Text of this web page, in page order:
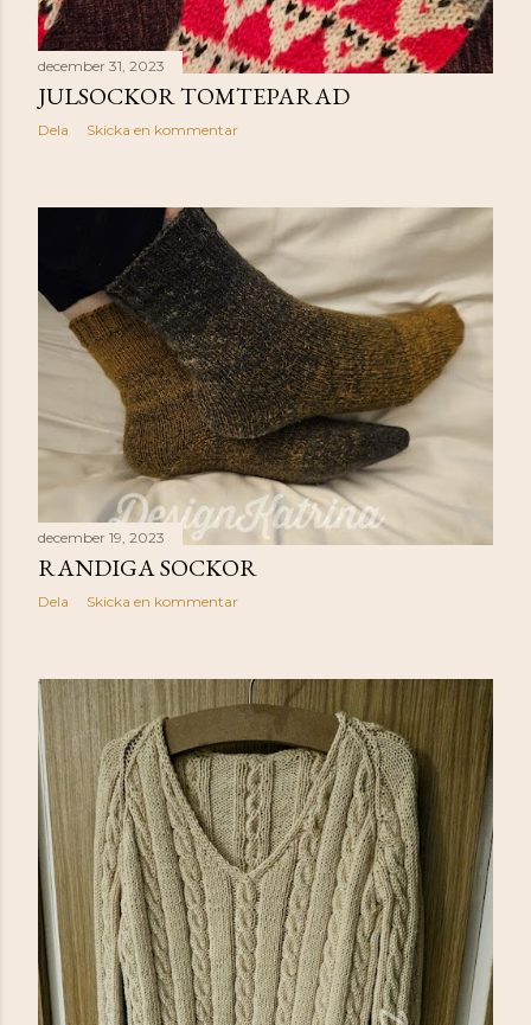
december 31, 2023
JULSOCKOR TOMTEPARAD
Dela Skicka en kommentar
december 19, 2023
RANDIGA SOCKOR
Dela Skicka en kommentar